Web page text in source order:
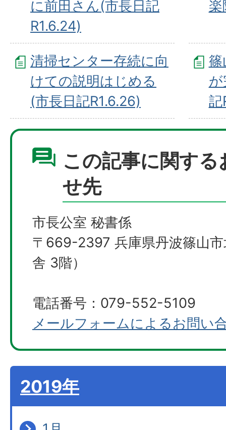
に前田さん(市長日記
R1.6.24)
楽
清掃センター存続に向
けての説明はじめる
(市長日記R1.6.26)
記
この記事に関する
せ先
市長公室 秘書係
〒669-2397 兵庫県丹波篠山
舎 3階）
電話番号：079-552-5109
メールフォームによるお問い
2019年